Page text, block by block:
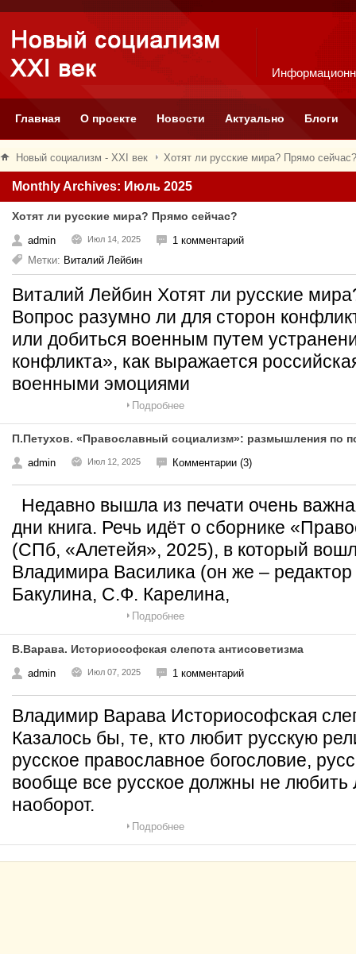
Главная О проекте Новости Актуально Блоги
Новый социализм - XXI век Хотят ли русские мира? Прямо сейчас?
Monthly Archives: Июль 2025
Хотят ли русские мира? Прямо сейчас?
admin Июл 14, 2025
1 комментарий
Метки: Виталий Лейбин
Виталий Лейбин Хотят ли русские
Вопрос разумно ли для сторон
или добиться военным путем
конфликта», как выражается
военными эмоциями
Подробнее
П.Петухов. «Православный социализм»: размышления по
admin Июл 12, 2025 Комментарии (3)
Недавно вышла из печати очень
дни книга. Речь идёт о сборнике
(СПб, «Алетейя», 2025), в который
Владимира Василика (он же –
Бакулина, С.Ф. Карелина,
Подробнее
В.Варава. Историософская слепота антисоветизма
admin Июл 07, 2025 1 комментарий
Владимир Варава Историософская
Казалось бы, те, кто любит русскую
русское православное богословие,
вообще все русское должны не любить
наоборот.
Подробнее